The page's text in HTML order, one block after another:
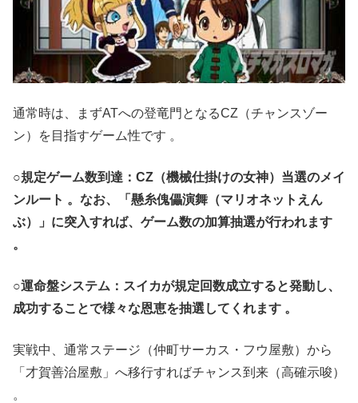
通常時は、まずATへの登竜門となるCZ（チャンスゾー
ン）を目指すゲーム性です 。
○規定ゲーム数到達 ：CZ（機械仕掛けの女神）当選のメイ
ンルート 。なお、「懸糸傀儡演舞（マリオネットえん
ぶ）」に突入すれば、ゲーム数の加算抽選が行われます
。
○運命盤システム ：スイカが規定回数成立すると発動し、
成功することで様々な恩恵を抽選してくれます 。
実戦中、通常ステージ（仲町サーカス・フウ屋敷）から
「才賀善治屋敷」へ移行すればチャンス到来（高確示唆）
。